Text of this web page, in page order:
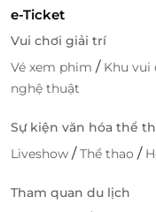
Lợi ích khi đặt
Giá ưu đãi hấp
mua trực tiếp.
Thủ tục đơn
Tự chọn thời
cá nhân.
duyệt của
e-Ticket
Vui chơi giải trí
Vé xem phim / Khu vui
nghệ thuật
Sự kiện văn hóa thể
Liveshow /Thể thao /
Tham quan du lịch